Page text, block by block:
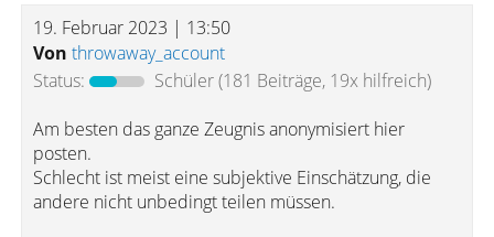
19. Februar 2023 | 13:50
Von throwaway_account
Status:
Schüler(181 Beiträge, 19x hilfreich)
Am besten das ganze Zeugnis anonymisiert hier
posten.
Schlecht ist meist eine subjektive Einschätzung, die
andere nicht unbedingt teilen müssen.